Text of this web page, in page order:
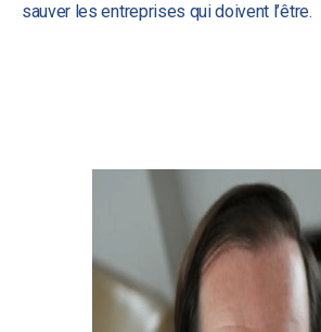
sauver les entreprises qui doivent l’être.